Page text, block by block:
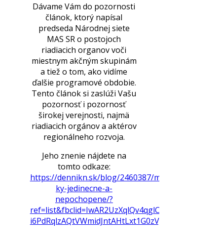
Dávame Vám do pozornosti
článok, ktorý napísal
predseda Národnej siete
MAS SR o postojoch
riadiacich organov voči
miestnym akčným skupinám
a tiež o tom, ako vidíme
ďalšie programové obdobie.
Tento článok si zaslúži Vašu
pozornosť i pozornosť
širokej verejnosti, najmä
riadiacich orgánov a aktérov
regionálneho rozvoja.
Jeho znenie nájdete na
tomto odkaze:
https://dennikn.sk/blog/2460387/mas-
ky-jedinecne-a-
nepochopene/?
ref=list&fbclid=IwAR2UzXqlQv4qglCzBFsfA3PNyN-
i6PdRqlzAQtVWmidJntAHtLxt1G0zVgE